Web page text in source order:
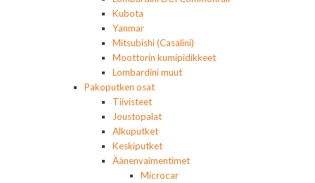
Kubota
Yanmar
Mitsubishi (Casalini)
Moottorin kumipidikkeet
Lombardini muut
Pakoputken osat
Tiivisteet
Joustopalat
Alkuputket
Keskiputket
Äänenvaimentimet
Microcar